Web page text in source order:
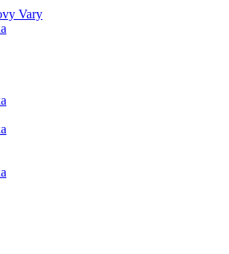
Vary